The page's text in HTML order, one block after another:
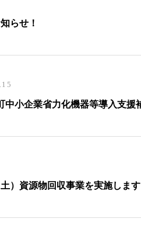
らせ！
中小企業省力化機器等導入支援
）資源物回収事業を実施しま